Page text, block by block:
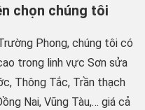
chọn chúng tôi
Phong, chúng tôi có
trong linh vực Sơn sửa
Thông Tắc, Trần thạch
Nai, Vũng Tàu,… giá cả